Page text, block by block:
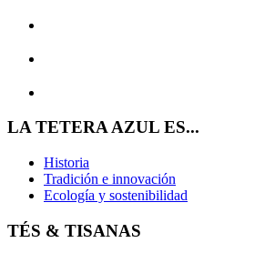
LA TETERA AZUL ES...
Historia
Tradición e innovación
Ecología y sostenibilidad
TÉS & TISANAS